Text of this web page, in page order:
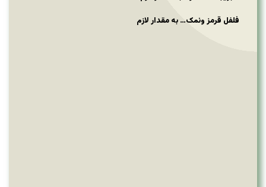
فلفل قرمز ونمک… به مقدار لازم